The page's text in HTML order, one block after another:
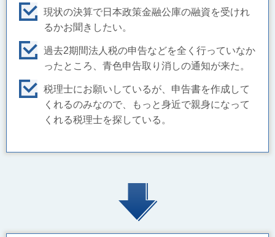
現状の決算で日本政策金融公庫の融資を受けれ
るかお聞きしたい。
過去2期間法人税の申告などを全く行っていなか
ったところ、青色申告取り消しの通知が来た。
税理士にお願いしているが、申告書を作成して
くれるのみなので、もっと身近で親身になって
くれる税理士を探している。